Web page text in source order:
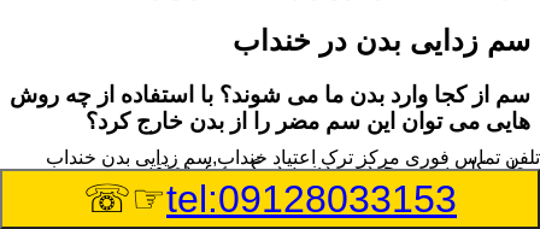
سم زدایی بدن در خنداب
سم از کجا وارد بدن ما می شوند؟ با استفاده از چه روش
هایی می توان این سم مضر را از بدن خارج کرد؟
بطور کلی سم موجود در بدن به دو گروه عمده تقسیم می
شوند.بخش بزرگی از این سموم مثل مواد به جا مانده از سموم
گیاهی و آفت کش ها،فلزات سنگین ناشی از آلودگی هوا،انواع
تلفن تماس فوری مرکز ترک اعتیاد خنداب,سم زدایی بدن خنداب
tel:09128033153
☞☏